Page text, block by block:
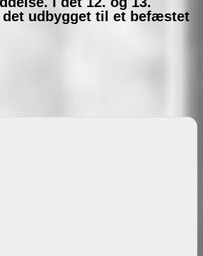
det udbygget til et befæstet